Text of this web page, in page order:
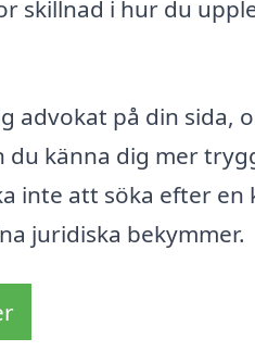
skillnad i hur du
advokat på din sida,
känna dig mer
inte att söka efter en
juridiska bekymmer.